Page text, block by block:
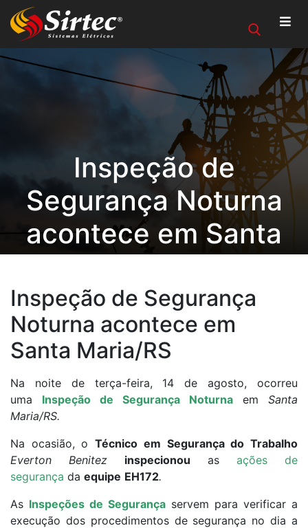
Inspeção de
Segurança Noturna
acontece em Santa
Inspeção de Segurança
Noturna acontece em
Santa Maria/RS
Na noite de terça-feira, 14 de agosto, ocorreu
uma Inspeção de Segurança Noturna em Santa
Maria/RS.
Na ocasião, oTécnico em Segurança do Trabalho
Everton Benitez
inspecionou as ações de
segurança da equipe EH172.
As Inspeções de Segurança servem para verificar a
execução dos procedimentos de segurança no dia a